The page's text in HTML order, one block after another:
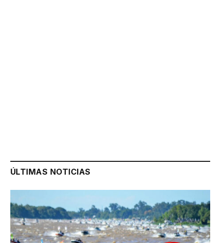
ÚLTIMAS NOTICIAS